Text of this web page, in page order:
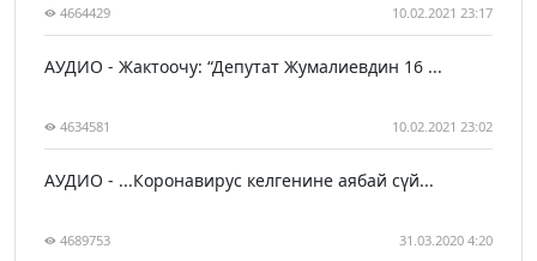
4664429 10.02.2021 23:17
АУДИО - Жактоочу: “Депутат Жумалиевдин 16 ...
4634581 10.02.2021 23:02
АУДИО - ...Коронавирус келгенине аябай сүй...
4689753 31.03.2020 4:20